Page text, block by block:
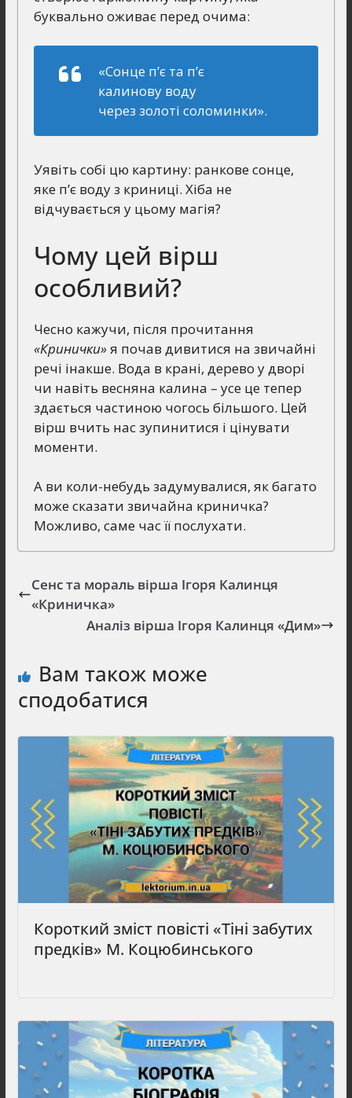
буквально оживає перед очима:
«Сонце п’є та п’є
калинову воду
через золоті соломинки».
Уявіть собі цю картину: ранкове сонце,
яке п’є воду з криниці. Хіба не
відчувається у цьому магія?
Чому цей вірш
особливий?
Чесно кажучи, після прочитання
«Кринички»я почав дивитися на звичайні
речі інакше. Вода в крані, дерево у дворі
чи навіть весняна калина – усе це тепер
здається частиною чогось більшого. Цей
вірш вчить нас зупинитися і цінувати
моменти.
А ви коли-небудь задумувалися, як багато
може сказати звичайна криничка?
Можливо, саме час її послухати.
Сенс та мораль вірша Ігоря Калинця
«Криничка»
Аналіз вірша Ігоря Калинця «Дим»
Вам також може
сподобатися
Короткий зміст повісті «Тіні забутих
предків» М. Коцюбинського